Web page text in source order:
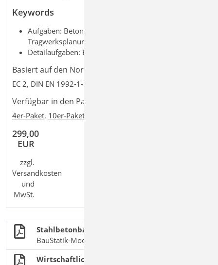
Keywords
Aufgaben: Beton-/Stahlbetonbau; Massivbau;
Tragwerksplanung
Detailaufgaben: Boden-/Fundamentplatte
Basiert auf den Normen:
EC 2, DIN EN 1992-1-1:2011-01
Verfügbar in den Paketen:
4er-Paket, 10er-Paket
299,00
EUR
zzgl.
Versandkosten
und
MwSt.
Stahlbetonbau
BauStatik-Module nach DIN EN 1992-1-1
Wirtschaftliche Rissbreitennachweise